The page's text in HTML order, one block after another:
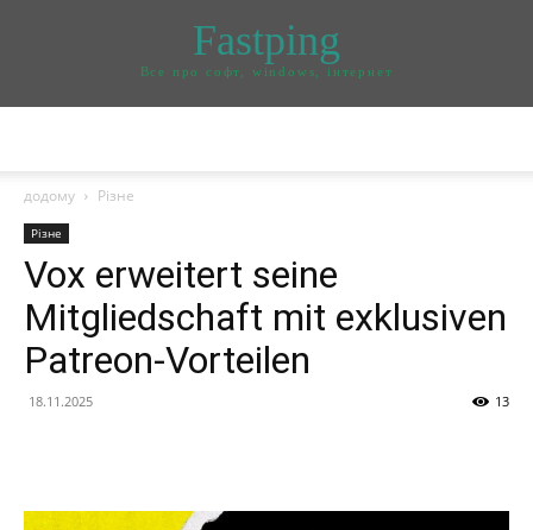
Fastping
Все про софт, windows, інтернет
додому Різне
Різне
Vox erweitert seine
Mitgliedschaft mit exklusiven
Patreon-Vorteilen
18.11.2025 13